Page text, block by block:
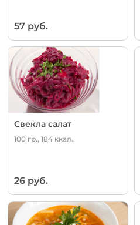
57 руб.
Свекла салат
100 гр., 184 ккал.,
26 руб.